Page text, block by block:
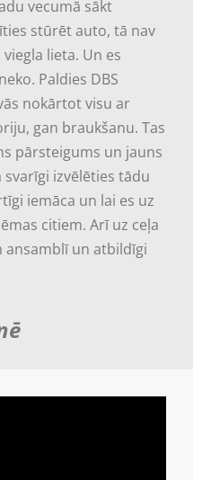
vecumā sākt
stūrēt auto, tā nav
lieta. Un es
Paldies DBS
nokārtot visu ar
gan braukšanu. Tas
pārsteigums un jauns
izvēlēties tādu
iemāca un lai es uz
citiem. Arī uz ceļa
ansamblī un atbildīgi